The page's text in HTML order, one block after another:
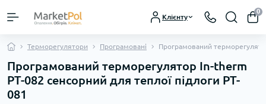
Клієнту
0
Терморегулятори Програмовані Програмований
Програмований терморегулятор In-therm
PT-082 сенсорний для теплої підлоги PT-
081